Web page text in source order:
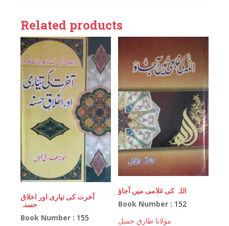
Related products
آخرت کی تیاری اور اخلاق
حسنہ
Book Number : 155
اللہ کی غلامی میں آجاؤ
Book Number : 152
مولانا طارق جمیل